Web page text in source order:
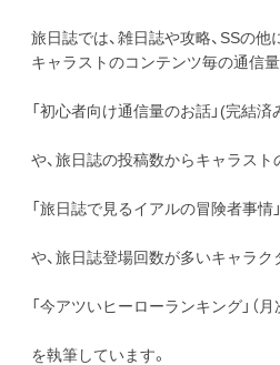
旅日誌では、雑日誌や攻略、SSの他
キャラストのコンテンツ毎の通信
「初心者向け通信量のお話」(完結済
や、旅日誌の投稿数からキャラスト
「旅日誌で見るイアルの冒険者事情
や、旅日誌登場回数が多いキャラ
「今アツいヒーローランキング」（月
を執筆しています。